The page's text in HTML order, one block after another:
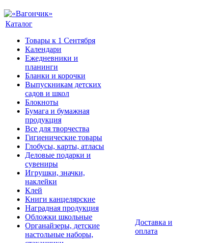
Каталог
Товары к 1 Сентября
Календари
Ежедневники и
планинги
Бланки и корочки
Выпускникам детских
садов и школ
Блокноты
Бумага и бумажная
продукция
Все для творчества
Гигиенические товары
Глобусы, карты, атласы
Деловые подарки и
сувениры
Игрушки, значки,
наклейки
Клей
Книги канцелярские
Наградная продукция
Обложки школьные
Органайзеры, детские
настольные наборы,
Доставка и
оплата